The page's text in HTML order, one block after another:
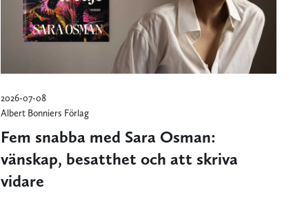
2026-07-08
Albert Bonniers Förlag
Fem snabba med Sara Osman:
vänskap, besatthet och att skriva
vidare